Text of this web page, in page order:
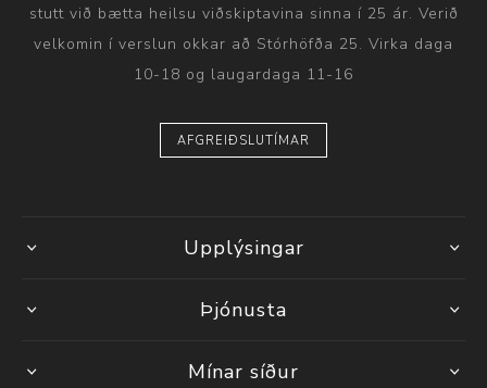
stutt við bætta heilsu viðskiptavina sinna í 25 ár. Verið
velkomin í verslun okkar að Stórhöfða 25. Virka daga
10-18 og laugardaga 11-16
AFGREIÐSLUTÍMAR
Upplýsingar
Þjónusta
Mínar síður